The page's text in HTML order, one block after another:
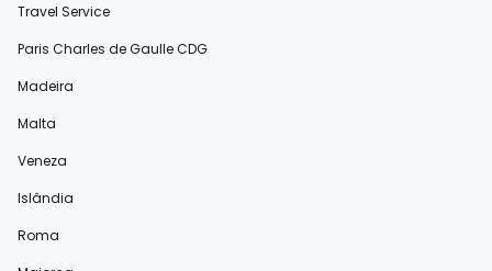
Travel Service
Paris Charles de Gaulle CDG
Madeira
Malta
Veneza
Islândia
Roma